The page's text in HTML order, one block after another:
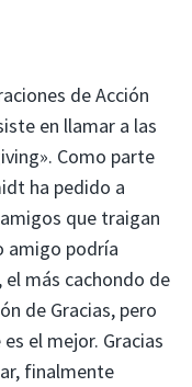
de Acción
en llamar a las
Como parte
ha pedido a
que traigan
amigo podría
más cachondo de
de Gracias, pero
el mejor. Gracias
finalmente